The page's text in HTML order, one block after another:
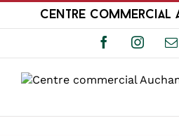
Passer
Centre Commercial
Facebook